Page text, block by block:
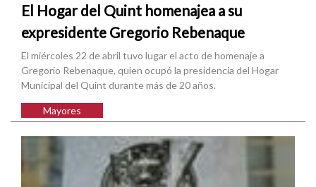
El Hogar del Quint homenajea a su
expresidente Gregorio Rebenaque
El miércoles 22 de abril tuvo lugar el acto de homenaje a
Gregorio Rebenaque, quien ocupó la presidencia del Hogar
Municipal del Quint durante más de 20 años.
Mayores